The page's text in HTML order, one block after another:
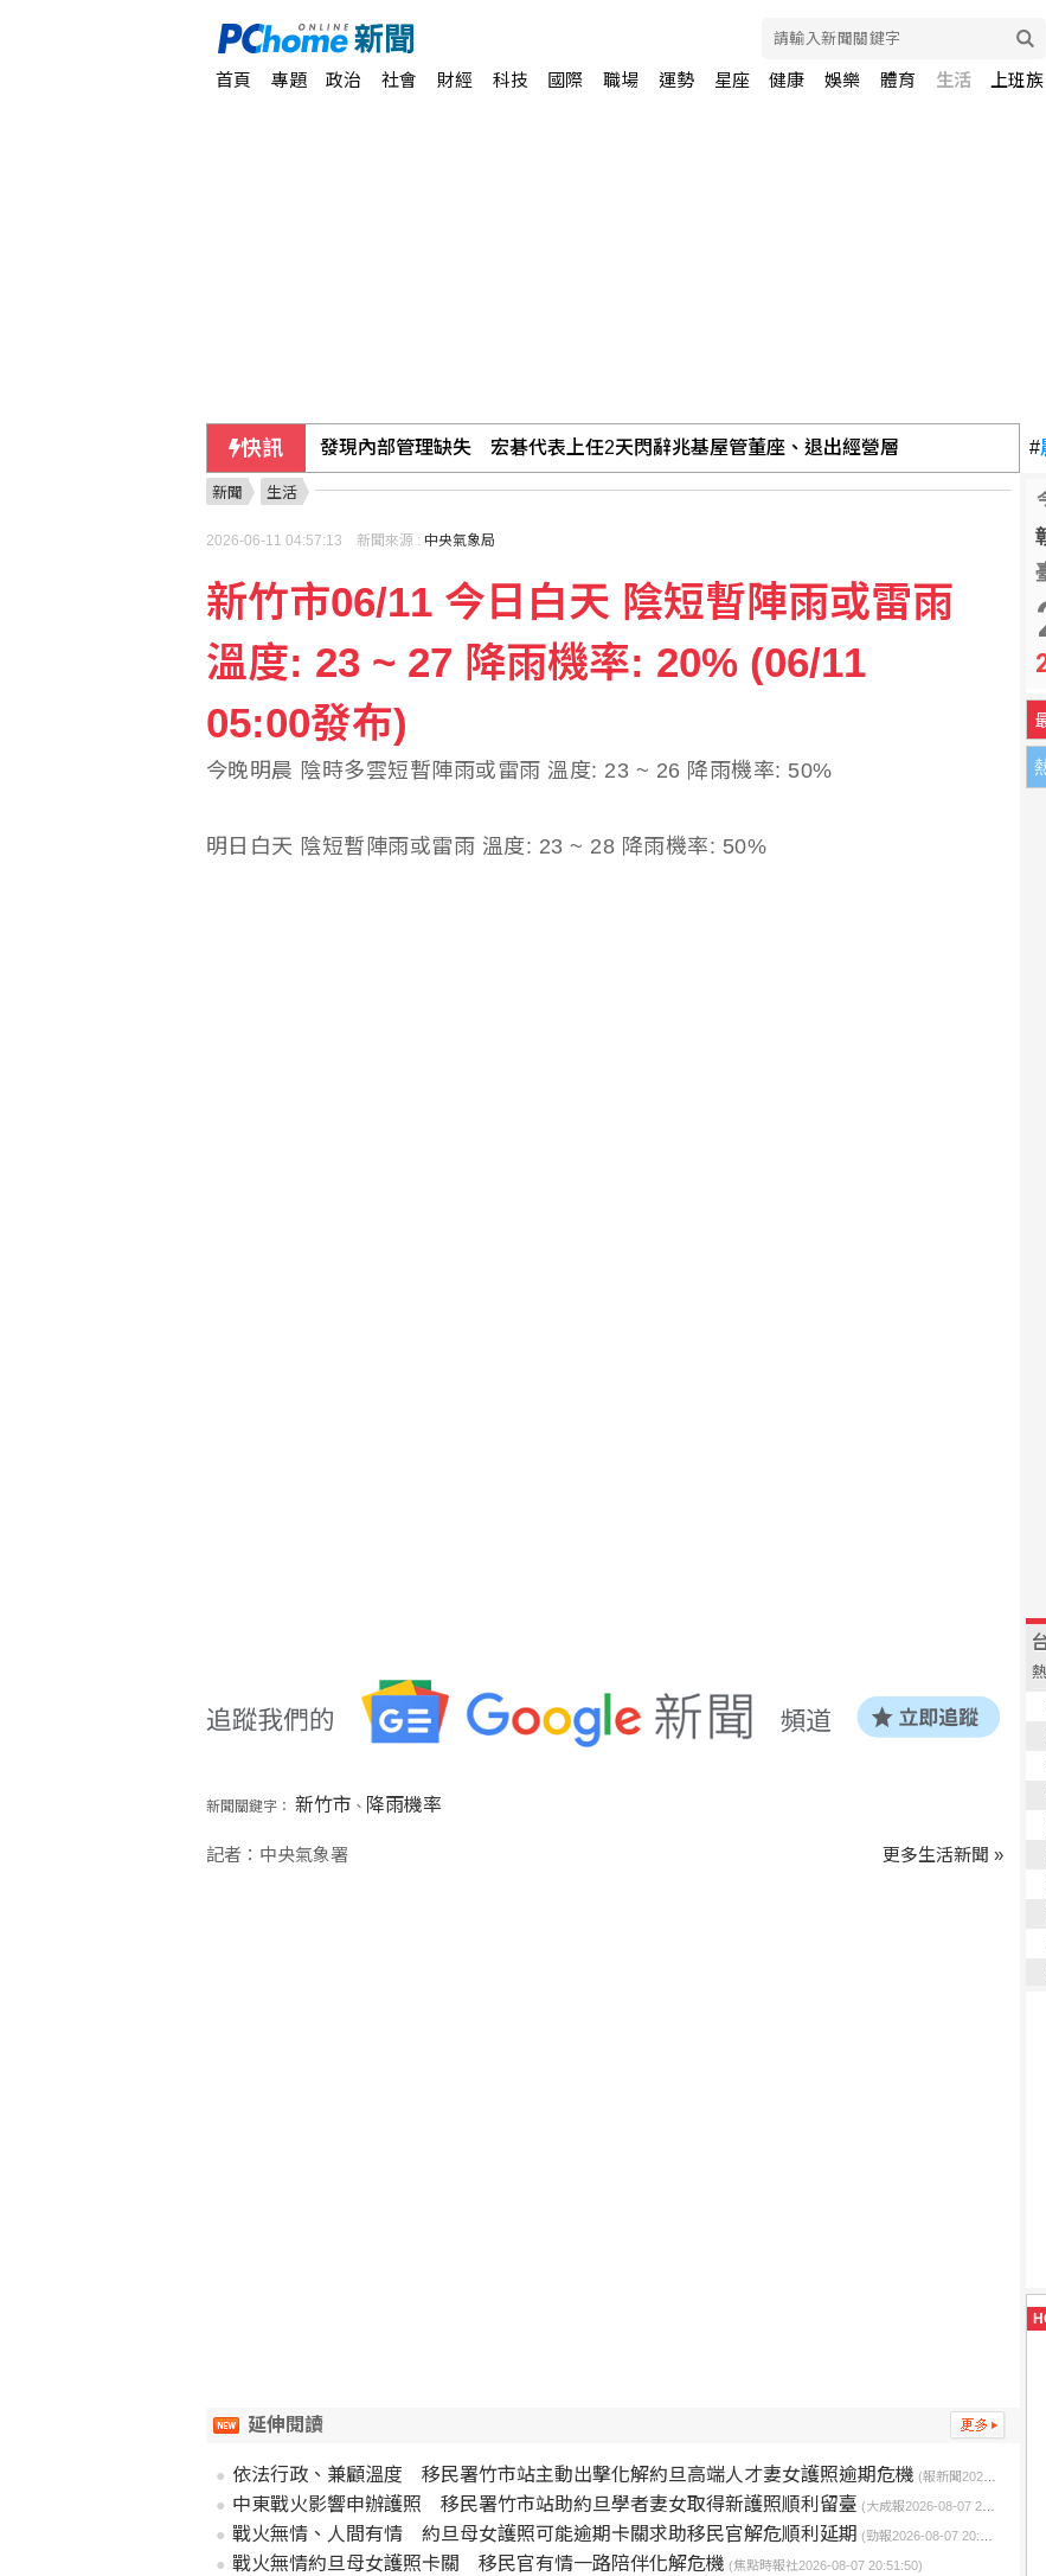
首頁 專題 政治 社會 財經 科技 國際 職場 運勢 星座 健康 娛樂 體育 生活 上班族
快訊 發現內部管理缺失 宏碁代表上任2天閃辭兆基屋管董座、退出經營層 #
新聞 生活
2026-06-11 04:57:13 新聞來源 : 中央氣象局
新竹市06/11 今日白天 陰短暫陣雨或雷雨
溫度: 23 ~ 27 降雨機率: 20% (06/11
05:00發布)
今晚明晨 陰時多雲短暫陣雨或雷雨 溫度: 23 ~ 26 降雨機率: 50%
明日白天 陰短暫陣雨或雷雨 溫度: 23 ~ 28 降雨機率: 50%
新聞關鍵字： 新竹市 、 降雨機率
記者：中央氣象署 更多生活新聞 »
延伸閱讀
依法行政、兼顧溫度 移民署竹市站主動出擊化解約旦高端人才妻女護照逾期危機 (報新聞2026-08-07 21:05:34)
中東戰火影響申辦護照 移民署竹市站助約旦學者妻女取得新護照順利留臺 (大成報2026-08-07 21:02:11)
戰火無情、人間有情 約旦母女護照可能逾期卡關求助移民官解危順利延期 (勁報2026-08-07 20:57:05)
戰火無情約旦母女護照卡關 移民官有情一路陪伴化解危機 (焦點時報社2026-08-07 20:51:50)